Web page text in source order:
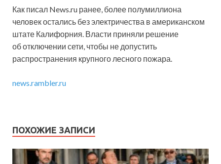
Как писал News.ru ранее, более полумиллиона
человек остались без электричества в американском
штате Калифорния. Власти приняли решение
об отключении сети, чтобы не допустить
распространения крупного лесного пожара.
news.rambler.ru
ПОХОЖИЕ ЗАПИСИ